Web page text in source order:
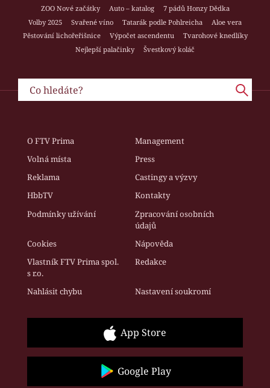
ZOO Nové začátky
Auto – katalog
7 pádů Honzy Dědka
Volby 2025
Svařené víno Tatarák podle Pohlreicha
Aloe vera
Pěstování lichořeřišnice
Výpočet ascendentu
Tvarohové knedlíky
Nejlepší palačinky
Švestkový koláč
O FTV Prima
Management
Volná místa
Press
Reklama
Castingy a výzvy
HbbTV
Kontakty
Podmínky užívání
Zpracování osobních
údajů
Cookies
Nápověda
Vlastník FTV Prima spol.
s r.o.
Redakce
Nahlásit chybu Nastavení soukromí
App Store
Google Play